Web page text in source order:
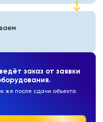
заказ от заявки
же после сдачи объекта.